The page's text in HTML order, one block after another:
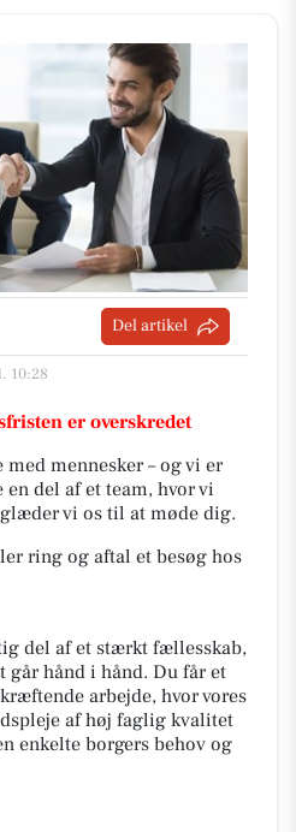
Del artikel
10:28
er overskredet
mennesker – og vi er
del af et team, hvor vi
vi os til at møde dig.
ring og aftal et besøg hos
del af et stærkt fællesskab,
hånd i hånd. Du får et
arbejde, hvor vores
af høj faglig kvalitet
enkelte borgers behov og